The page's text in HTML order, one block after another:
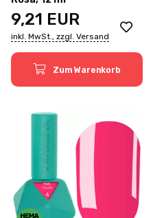
9,21 EUR
inkl. MwSt., zzgl. Versand
Zum Warenkorb